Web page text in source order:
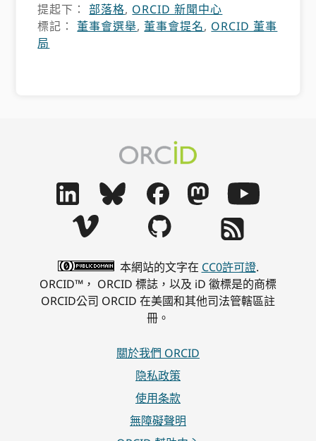
提起下：部落格, ORCID 新聞中心
標記： 董事會選舉, 董事會提名, ORCID 董事
局
本網站的文字在 CC0許可證.
ORCID™， ORCID 標誌，以及 iD 徽標是的商標
ORCID公司 ORCID 在美國和其他司法管轄區註
冊。
關於我們 ORCID
隐私政策
使用条款
無障礙聲明